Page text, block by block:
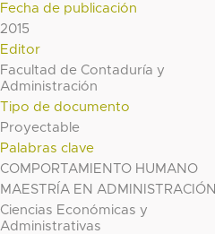
Fecha de publicación
2015
Editor
Facultad de Contaduría y
Administración
Tipo de documento
Proyectable
Palabras clave
COMPORTAMIENTO HUMANO
MAESTRÍA EN ADMINISTRACIÓN
Ciencias Económicas y
Administrativas